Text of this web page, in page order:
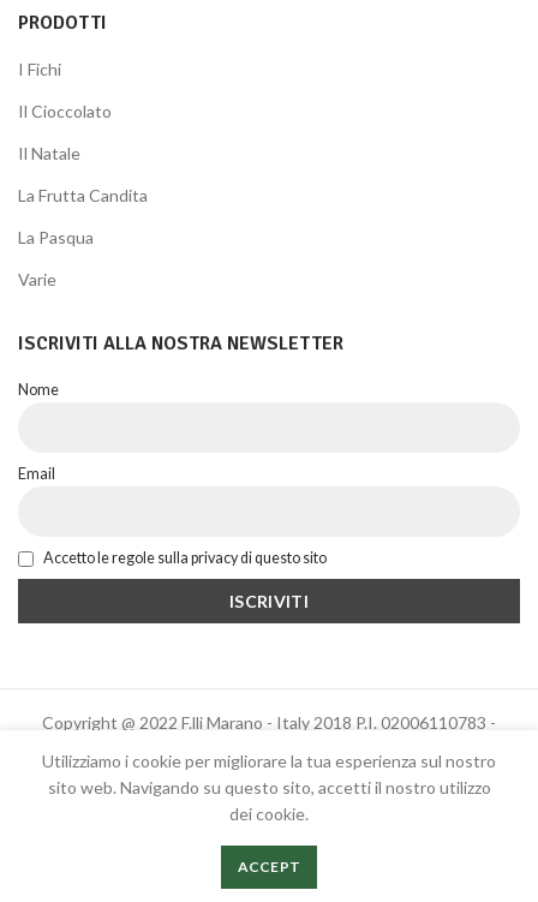
PRODOTTI
I Fichi
Il Cioccolato
Il Natale
La Frutta Candita
La Pasqua
Varie
ISCRIVITI ALLA NOSTRA NEWSLETTER
Nome
Email
Accetto le regole sulla privacy di questo sito
Copyright @ 2022 F.lli Marano - Italy 2018 P.I. 02006110783 -
Italiano English
Utilizziamo i cookie per migliorare la tua esperienza sul nostro
sito web. Navigando su questo sito, accetti il ​​nostro utilizzo
dei cookie.
ACCEPT